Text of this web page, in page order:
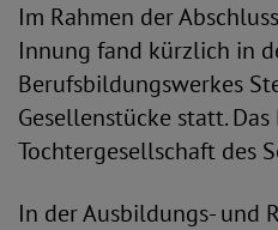
Im Rahmen der
Innung fand kürzlich in
Berufsbildungswerkes
Gesellenstücke statt.
Tochtergesellschaft des
In der Ausbildungs- und